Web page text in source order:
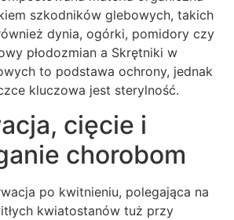
szkodników glebowych, takich
dynia, ogórki, pomidory czy
płodozmian a Skrętniki w
to podstawa ochrony, jednak
kluczowa jest sterylność.
cięcie i
chorobom
po kwitnieniu, polegająca na
kwiatostanów tuż przy